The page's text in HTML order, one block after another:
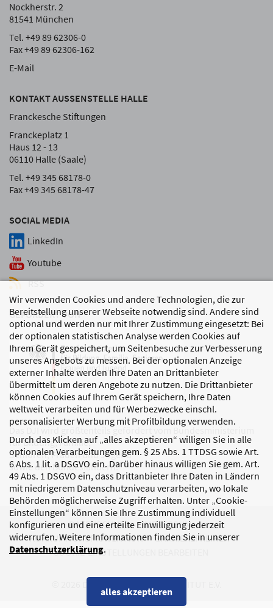
Wir verwenden Cookies und andere Technologien, die zur
Bereitstellung unserer Webseite notwendig sind. Andere sind
optional und werden nur mit Ihrer Zustimmung eingesetzt: Bei
der optionalen statistischen Analyse werden Cookies auf
Ihrem Gerät gespeichert, um Seitenbesuche zur Verbesserung
unseres Angebots zu messen. Bei der optionalen Anzeige
externer Inhalte werden Ihre Daten an Drittanbieter
übermittelt um deren Angebote zu nutzen. Die Drittanbieter
können Cookies auf Ihrem Gerät speichern, Ihre Daten
weltweit verarbeiten und für Werbezwecke einschl.
personalisierter Werbung mit Profilbildung verwenden.
Durch das Klicken auf „alles akzeptieren“ willigen Sie in alle
optionalen Verarbeitungen gem. § 25 Abs. 1 TTDSG sowie Art.
6 Abs. 1 lit. a DSGVO ein. Darüber hinaus willigen Sie gem. Art.
49 Abs. 1 DSGVO ein, dass Drittanbieter Ihre Daten in Ländern
mit niedrigerem Datenschutzniveau verarbeiten, wo lokale
Behörden möglicherweise Zugriff erhalten. Unter „Cookie-
Einstellungen“ können Sie Ihre Zustimmung individuell
konfigurieren und eine erteilte Einwilligung jederzeit
widerrufen. Weitere Informationen finden Sie in unserer
Datenschutzerklärung.
alles akzeptieren
SOCIAL MEDIA
LinkedIn
Youtube
RSS
Nockherstr. 2
81541 München
Tel. +49 89 62306-0
Fax +49 89 62306-162
E-Mail
KONTAKT AUSSENSTELLE HALLE
Franckesche Stiftungen
Franckeplatz 1
Haus 12 - 13
06110 Halle (Saale)
Tel. +49 345 68178-0
Fax +49 345 68178-47
GEFÖRDERT VON
Das DJI wird größtenteils gefördert vom Bundesministerium
für Bildung, Familie,
Senioren, Frauen und Jugend
sowie den Bundesländern.
DATENSCHUTZ
IMPRESSUM
KORRUPTIONSPRÄVENTION
BARRIEREFREIHEIT
COOKIE-EINSTELLUNGEN BEARBEITEN